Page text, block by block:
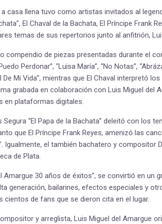
casa llena tuvo como artistas invitados al
El Chaval de la Bachata, El Príncipe Frank
temas de sus repertorios junto al anfitrión,
compendio de piezas presentadas durante el
Perdonar”, “Luisa María”, “No Notas”,
De Mi Vida”, mientras que El Chaval interpretó
grabada en colaboración con Luis Miguel del
en plataformas digitales.
“El Papa de la Bachata” deleitó con los
que El Príncipe Frank Reyes, amenizó las
Igualmente, el también bachatero y compositor
de Plata.
Amargue 30 años de éxitos”, se convirtió en un
generación, bailarines, efectos especiales y
cientos de fans que se dieron cita en el lugar.
y arreglista, Luis Miguel del Amargue